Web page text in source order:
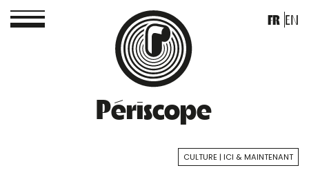
Périscope
FR EN
CULTURE ICI & MAINTENANT